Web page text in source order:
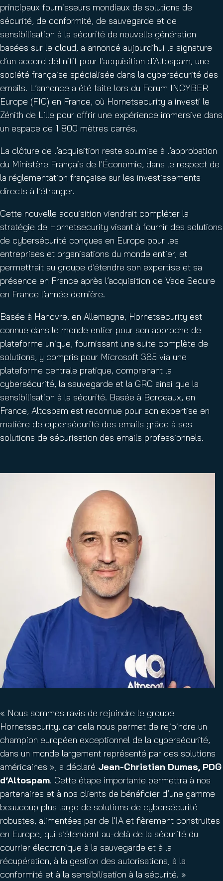
principaux fournisseurs mondiaux de solutions de
sécurité, de conformité, de sauvegarde et de
sensibilisation à la sécurité de nouvelle génération
basées sur le cloud, a annoncé aujourd’hui la signature
d’un accord définitif pour l’acquisition d’Altospam, une
société française spécialisée dans la cybersécurité des
emails. L’annonce a été faite lors du Forum INCYBER
Europe (FIC) en France, où Hornetsecurity a investi le
Zénith de Lille pour offrir une expérience immersive dans
un espace de 1 800 mètres carrés.
La clôture de l’acquisition reste soumise à l’approbation
du Ministère Français de l’Économie, dans le respect de
la réglementation française sur les investissements
directs à l’étranger.
Cette nouvelle acquisition viendrait compléter la
stratégie de Hornetsecurity visant à fournir des solutions
de cybersécurité conçues en Europe pour les
entreprises et organisations du monde entier, et
permettrait au groupe d’étendre son expertise et sa
présence en France après l’acquisition de Vade Secure
en France l’année dernière.
Basée à Hanovre, en Allemagne, Hornetsecurity est
connue dans le monde entier pour son approche de
plateforme unique, fournissant une suite complète de
solutions, y compris pour Microsoft 365 via une
plateforme centrale pratique, comprenant la
cybersécurité, la sauvegarde et la GRC ainsi que la
sensibilisation à la sécurité. Basée à Bordeaux, en
France, Altospam est reconnue pour son expertise en
matière de cybersécurité des emails grâce à ses
solutions de sécurisation des emails professionnels.
« Nous sommes ravis de rejoindre le groupe
Hornetsecurity, car cela nous permet de rejoindre un
champion européen exceptionnel de la cybersécurité,
dans un monde largement représenté par des solutions
américaines », a déclaré Jean-Christian Dumas, PDG
d’Altospam. Cette étape importante permettra à nos
partenaires et à nos clients de bénéficier d’une gamme
beaucoup plus large de solutions de cybersécurité
robustes, alimentées par de l’IA et fièrement construites
en Europe, qui s’étendent au-delà de la sécurité du
courrier électronique à la sauvegarde et à la
récupération, à la gestion des autorisations, à la
conformité et à la sensibilisation à la sécurité. »